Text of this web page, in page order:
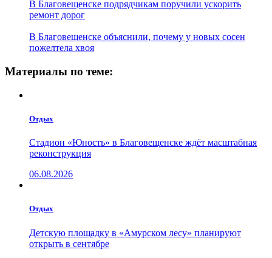
В Благовещенске подрядчикам поручили ускорить
ремонт дорог
В Благовещенске объяснили, почему у новых сосен
пожелтела хвоя
Материалы по теме:
Отдых
Стадион «Юность» в Благовещенске ждёт масштабная
реконструкция
06.08.2026
Отдых
Детскую площадку в «Амурском лесу» планируют
открыть в сентябре